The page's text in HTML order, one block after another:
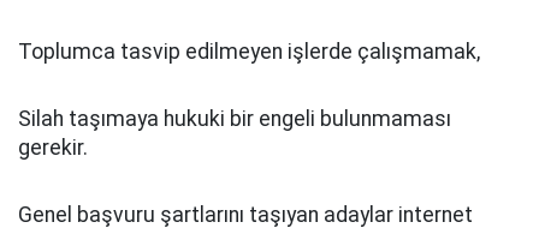
Toplumca tasvip edilmeyen işlerde çalışmamak,
Silah taşımaya hukuki bir engeli bulunmaması
gerekir.
Genel başvuru şartlarını taşıyan adaylar internet